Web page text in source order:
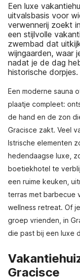
Een luxe
uitvalsbasis voor
verwennerij zoekt
een stijlvolle
zwembad dat
wijngaarden, waar
nadat je de dag
historische dorpjes.
Een moderne sauna
plaatje compleet:
de hand en de zon
Gracisce zakt. Veel
Istrische elementen
hedendaagse luxe,
boetiekhotel te
een ruime keuken,
terras met barbecue
wellness retreat. Of
groep vrienden, in
die past bij een luxe
Gracisce